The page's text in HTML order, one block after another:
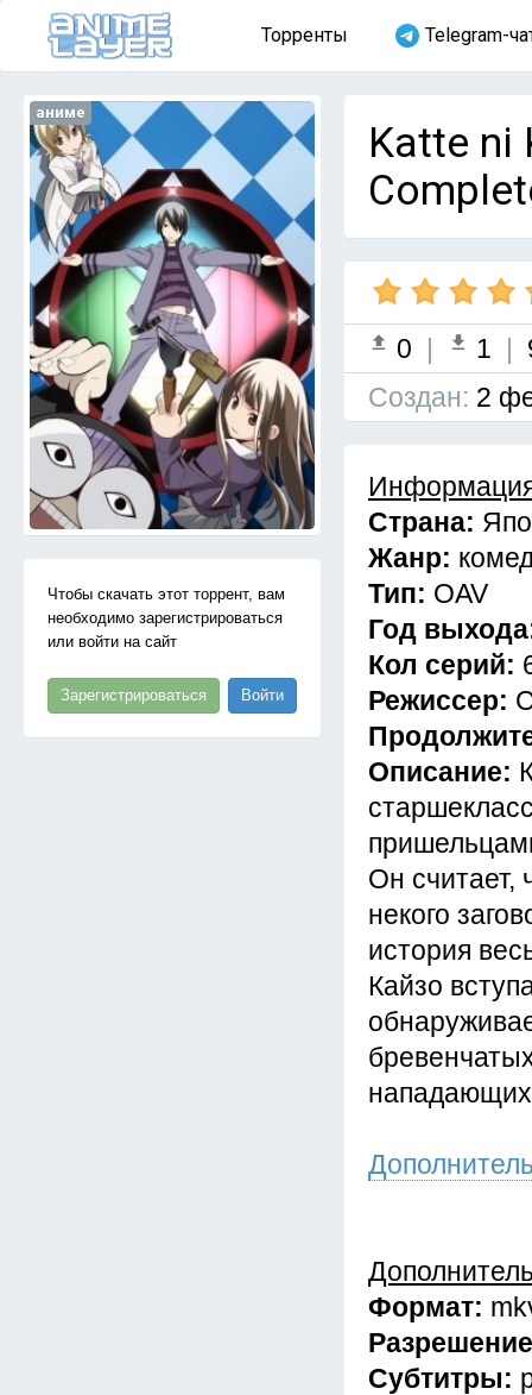
Торренты Telegram-
аниме
Чтобы скачать этот торрент, вам
необходимо зарегистрироваться
или войти на сайт
Зарегистрироваться Войти
Katte ni
0 | 1 |
Cоздан: 2
Страна:
Жанр:
Тип: OAV
Год
Кол серий:
Режиссер:
Описание:
Он считает,
некого
история
Кайзо
нападающих
Формат:
Субтитры: